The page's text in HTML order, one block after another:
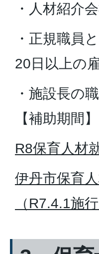
・人材紹介
・正規職員
20日以上の
・施設長の
【補助期間
R8保育人材
伊丹市保育
（R7.4.1施